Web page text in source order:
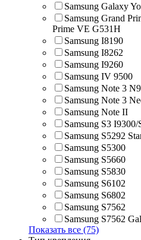
Samsung Galaxy
Samsung Grand
Prime VE G531H
Samsung I8190
Samsung I8262
Samsung I9260
Samsung IV 9500
Samsung Note 3
Samsung Note 3
Samsung Note II
Samsung S3
Samsung S5292
Samsung S5300
Samsung S5660
Samsung S5830
Samsung S6102
Samsung S6802
Samsung S7562
Samsung S7562
Показать все (75)